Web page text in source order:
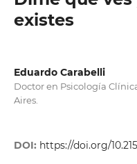
existes
Eduardo Carabelli
Doctor en Psicología
Aires.
DOI: https://doi.org/